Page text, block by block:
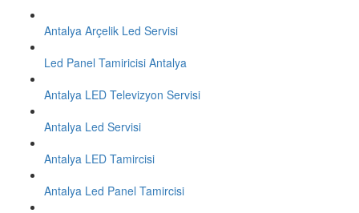
Antalya Arçelik Led Servisi
Led Panel Tamiricisi Antalya
Antalya LED Televizyon Servisi
Antalya Led Servisi
Antalya LED Tamircisi
Antalya Led Panel Tamircisi